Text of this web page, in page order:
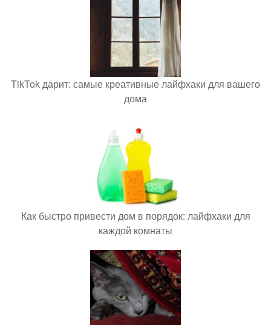
TikTok дарит: самые креативные лайфхаки для вашего
дома
Как быстро привести дом в порядок: лайфхаки для
каждой комнаты